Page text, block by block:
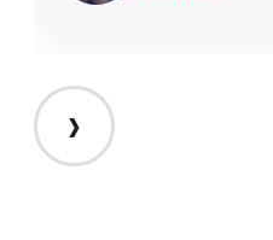
›